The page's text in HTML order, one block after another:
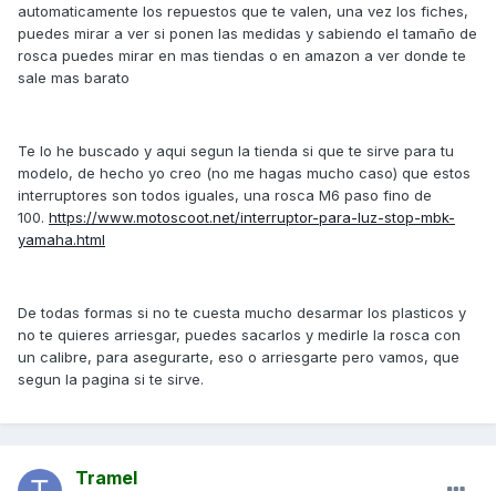
automaticamente los repuestos que te valen, una vez los fiches,
puedes mirar a ver si ponen las medidas y sabiendo el tamaño de
rosca puedes mirar en mas tiendas o en amazon a ver donde te
sale mas barato
Te lo he buscado y aqui segun la tienda si que te sirve para tu
modelo, de hecho yo creo (no me hagas mucho caso) que estos
interruptores son todos iguales, una rosca M6 paso fino de
100. https://www.motoscoot.net/interruptor-para-luz-stop-mbk-
yamaha.html
De todas formas si no te cuesta mucho desarmar los plasticos y
no te quieres arriesgar, puedes sacarlos y medirle la rosca con
un calibre, para asegurarte, eso o arriesgarte pero vamos, que
segun la pagina si te sirve.
Tramel